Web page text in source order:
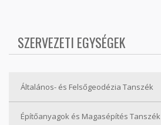
SZERVEZETI EGYSÉGEK
Általános- és Felsőgeodézia Tanszék
Építőanyagok és Magasépítés Tanszék